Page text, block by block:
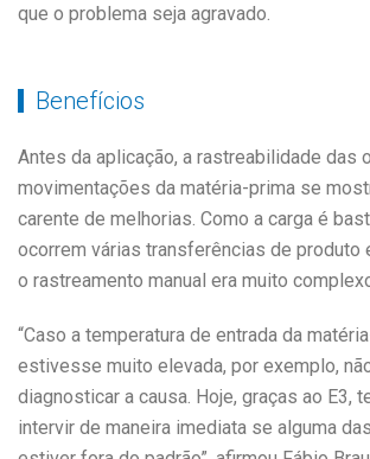
que o problema seja agravado.
Benefícios
Antes da aplicação, a rastreabilidade das
movimentações da matéria-prima se
carente de melhorias. Como a carga é
ocorrem várias transferências de produto
o rastreamento manual era muito
“Caso a temperatura de entrada da
estivesse muito elevada, por exemplo,
diagnosticar a causa. Hoje, graças ao E3,
intervir de maneira imediata se alguma